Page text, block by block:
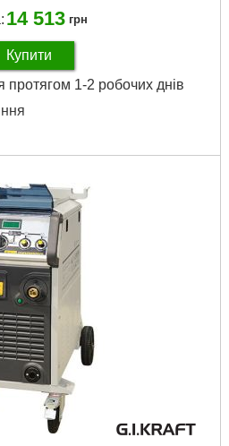
14 513 грн
Купити
протягом 1-2 робочих днів
1,6-5,0